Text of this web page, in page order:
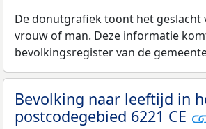
De donutgrafiek toont het geslacht
vrouw of man. Deze informatie
bevolkingsregister van de
Bevolking naar leeftijd in
postcodegebied 6221 CE